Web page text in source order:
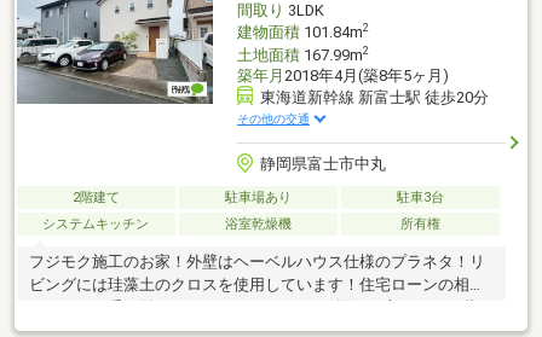
間取り 3LDK
建物面積101.84m2
土地面積167.99m2
築年月 2018年4月(築8年5ヶ月)
東海道新幹線 新富士駅 徒歩20分
その他の交通
静岡県富士市中丸
2階建て 駐車場あり
駐車3台
システムキッチン
浴室乾燥機 所有権
フジモク施工のお家！外壁はヘーベルハウス仕様のプラネタ！リ
ビングには珪藻土のクロスを使用しています！住宅ローンの相談
なことでも構いません。お気軽にご相談下さい！